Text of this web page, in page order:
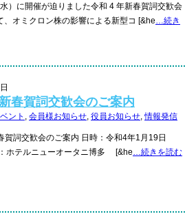
）に開催が迫りました令和 4 年新春賀詞交歓会
、オミクロン株の影響による新型コ [&he…続き
春賀詞交歓会のご案内
ント , 会員様お知らせ, 役員お知らせ,情報発信
賀詞交歓会のご案内 日時：令和4年1月19日
：ホテルニューオータニ博多 [&he…続きを読む